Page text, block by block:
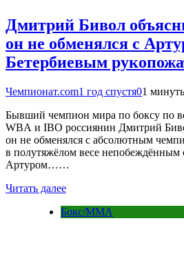
Дмитрий Бивол
он не обменялся с
Бетербиевым
Чемпионат.com1 год спустя01
Бывший чемпион мира по боксу по
WBA и IBO россиянин Дмитрий
он не обменялся с абсолютным
в полутяжёлом весе непобеждённым
Артуром……
Читать далее
Бокс/MMA